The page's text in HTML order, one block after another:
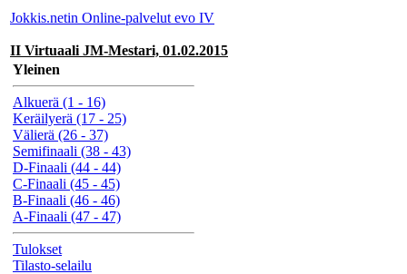
Jokkis.netin Online-palvelut evo IV
II Virtuaali JM-Mestari, 01.02.2015
Yleinen
Alkuerä (1 - 16)
Keräilyerä (17 - 25)
Välierä (26 - 37)
Semifinaali (38 - 43)
D-Finaali (44 - 44)
C-Finaali (45 - 45)
B-Finaali (46 - 46)
A-Finaali (47 - 47)
Tulokset
Tilasto-selailu